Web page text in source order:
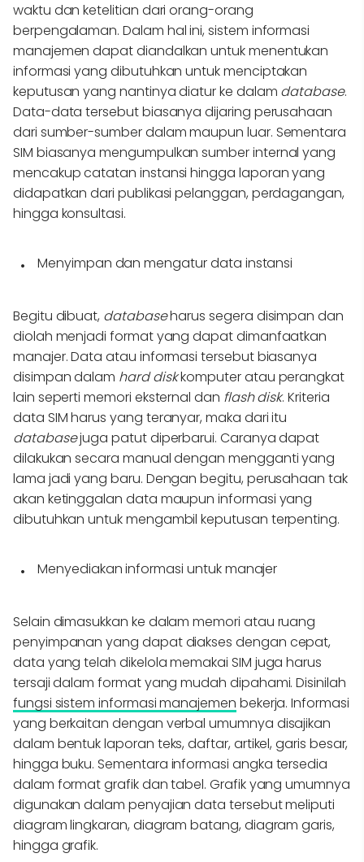
waktu dan ketelitian dari orang-orang
berpengalaman. Dalam hal ini, sistem informasi
manajemen dapat diandalkan untuk menentukan
informasi yang dibutuhkan untuk menciptakan
keputusan yang nantinya diatur ke dalam database.
Data-data tersebut biasanya dijaring perusahaan
dari sumber-sumber dalam maupun luar. Sementara
SIM biasanya mengumpulkan sumber internal yang
mencakup catatan instansi hingga laporan yang
didapatkan dari publikasi pelanggan, perdagangan,
hingga konsultasi.
Menyimpan dan mengatur data instansi
Begitu dibuat, databaseharus segera disimpan dan
diolah menjadi format yang dapat dimanfaatkan
manajer. Data atau informasi tersebut biasanya
disimpan dalam hard diskkomputer atau perangkat
lain seperti memori eksternal dan flash disk. Kriteria
data SIM harus yang teranyar, maka dari itu
databasejuga patut diperbarui. Caranya dapat
dilakukan secara manual dengan mengganti yang
lama jadi yang baru. Dengan begitu, perusahaan tak
akan ketinggalan data maupun informasi yang
dibutuhkan untuk mengambil keputusan terpenting.
Menyediakan informasi untuk manajer
Selain dimasukkan ke dalam memori atau ruang
penyimpanan yang dapat diakses dengan cepat,
data yang telah dikelola memakai SIM juga harus
tersaji dalam format yang mudah dipahami. Disinilah
fungsi sistem informasi manajemen bekerja. Informasi
yang berkaitan dengan verbal umumnya disajikan
dalam bentuk laporan teks, daftar, artikel, garis besar,
hingga buku. Sementara informasi angka tersedia
dalam format grafik dan tabel. Grafik yang umumnya
digunakan dalam penyajian data tersebut meliputi
diagram lingkaran, diagram batang, diagram garis,
hingga grafik.